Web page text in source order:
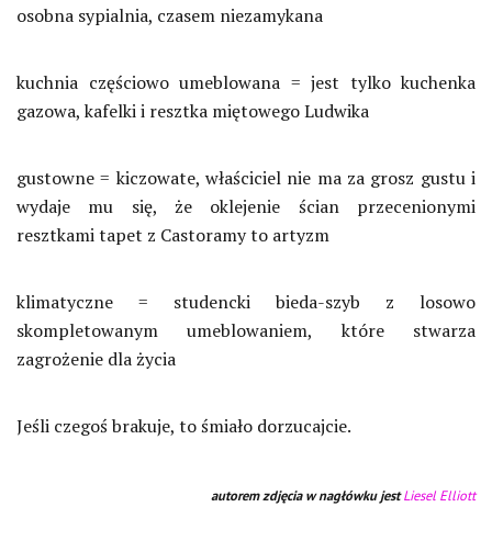
osobna sypialnia, czasem niezamykana
kuchnia częściowo umeblowana = jest tylko kuchenka
gazowa, kafelki i resztka miętowego Ludwika
gustowne = kiczowate, właściciel nie ma za grosz gustu i
wydaje mu się, że oklejenie ścian przecenionymi
resztkami tapet z Castoramy to artyzm
klimatyczne = studencki bieda-szyb z losowo
skompletowanym umeblowaniem, które stwarza
zagrożenie dla życia
Jeśli czegoś brakuje, to śmiało dorzucajcie.
autorem zdjęcia w nagłówku jestLiesel Elliott